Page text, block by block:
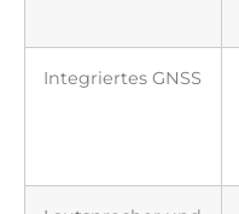
Integriertes GNSS